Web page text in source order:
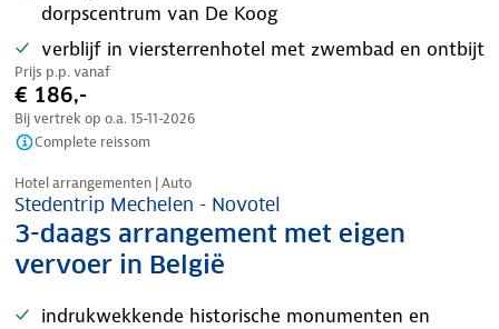
dorpscentrum van De Koog
verblijf in viersterrenhotel met zwembad en ontbijt
Prijs p.p. vanaf
€ 186,-
Bij vertrek op o.a. 15-11-2026
Complete reissom
Nazomer korting
Hotel arrangementen | Auto
Stedentrip Mechelen - Novotel
3-daags arrangement met eigen
vervoer in België
indrukwekkende historische monumenten en